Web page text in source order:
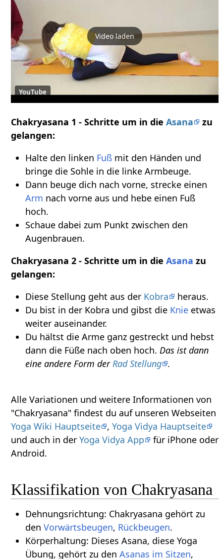
Video laden
YouTube
Chakryasana 1 - Schritte um in dieAsana
zu
gelangen:
Halte den linken Fußmit den Händen und
bringe die Sohle in die linke Armbeuge.
Dann beuge dich nach vorne, strecke einen
Arm nach vorne aus und hebe einen Fuß
hoch.
Schaue dabei zum Punkt zwischen den
Augenbrauen.
Chakryasana 2 - Schritte um in dieAsana zu
gelangen:
Diese Stellung geht aus der Kobra
heraus.
Du bist in der Kobra und gibst die Knieetwas
weiter auseinander.
Du hältst die Arme ganz gestreckt und hebst
dann die Füße nach oben hoch. Das ist dann
eine andere Form derRad Stellung .
Alle Variationen und weitere Informationen von
"Chakryasana" findest du auf unseren Webseiten
Yoga Wiki Hauptseite ,Yoga Vidya Hauptseite
und auch in derYoga Vidya App
für iPhone oder
Android.
Klassifikation von Chakryasana
Dehnungsrichtung: Chakryasana gehört zu
den Vorwärtsbeugen, Rückbeugen.
Körperhaltung: Dieses Asana, diese Yoga
Übung, gehört zu den Asanas im Sitzen,